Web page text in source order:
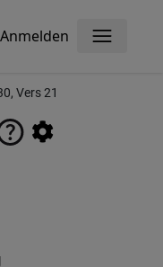
Anmelden Menü
Vers 21